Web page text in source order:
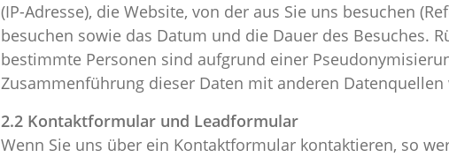
(IP-Adresse), die Website, von der aus Sie uns besuchen
besuchen sowie das Datum und die Dauer des Besuches.
bestimmte Personen sind aufgrund einer
Zusammenführung dieser Daten mit anderen
2.2 Kontaktformular und Leadformular
Wenn Sie uns über ein Kontaktformular kontaktieren, so